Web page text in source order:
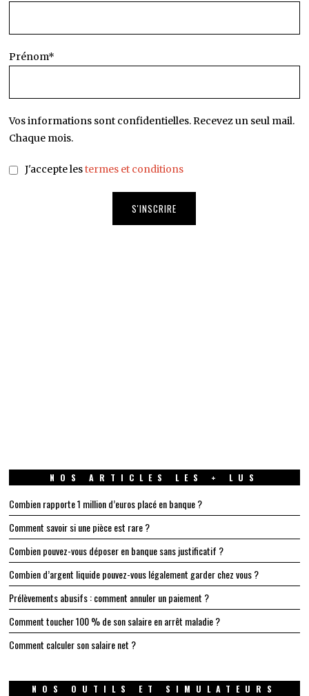
Prénom*
Vos informations sont confidentielles. Recevez un seul mail.
Chaque mois.
J'accepte lestermes et conditions
NOS ARTICLES LES + LUS
Combien rapporte 1 million d’euros placé en banque ?
Comment savoir si une pièce est rare ?
Combien pouvez-vous déposer en banque sans justificatif ?
Combien d’argent liquide pouvez-vous légalement garder chez vous ?
Prélèvements abusifs : comment annuler un paiement ?
Comment toucher 100 % de son salaire en arrêt maladie ?
Comment calculer son salaire net ?
NOS OUTILS ET SIMULATEURS